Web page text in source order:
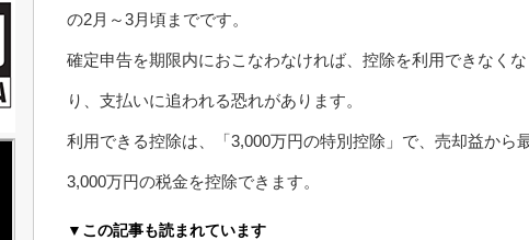
の2月～3月頃までです。
確定申告を期限内におこなわなければ、控除を利用できなくな
り、支払いに追われる恐れがあります。
利用できる控除は、「3,000万円の特別控除」で、売却益から
3,000万円の税金を控除できます。
▼この記事も読まれています